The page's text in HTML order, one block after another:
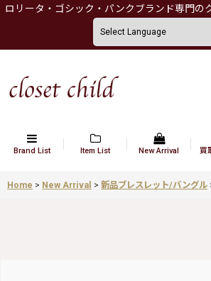
ロリータ・ゴシック・パンクブランド専門の
Brand List Item List New Arrival 買
Home > New Arrival > 新品ブレスレット/バングル